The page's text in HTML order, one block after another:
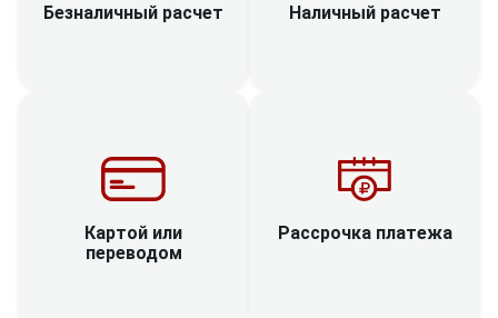
Безналичный расчет Наличный расчет
Картой или
переводом
Рассрочка платежа